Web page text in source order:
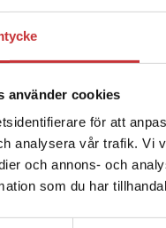
använder cookies
för att
analysera vår trafik. Vi
och annons- och
som du har
Det verkar
enhet
Sverige.